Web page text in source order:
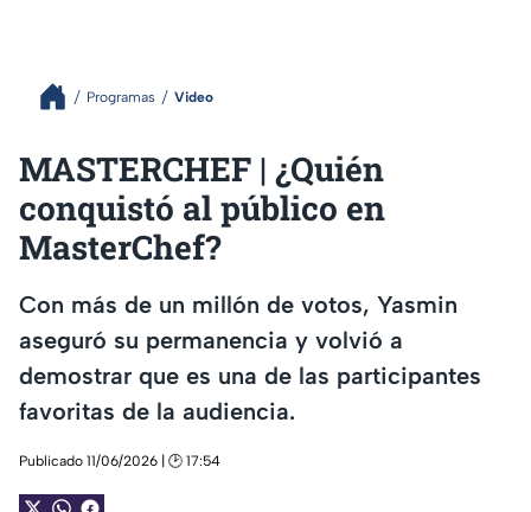
Programas Video
MASTERCHEF | ¿Quién
conquistó al público en
MasterChef?
Con más de un millón de votos, Yasmin
aseguró su permanencia y volvió a
demostrar que es una de las participantes
favoritas de la audiencia.
Publicado 11/06/2026 | 🕑 17:54